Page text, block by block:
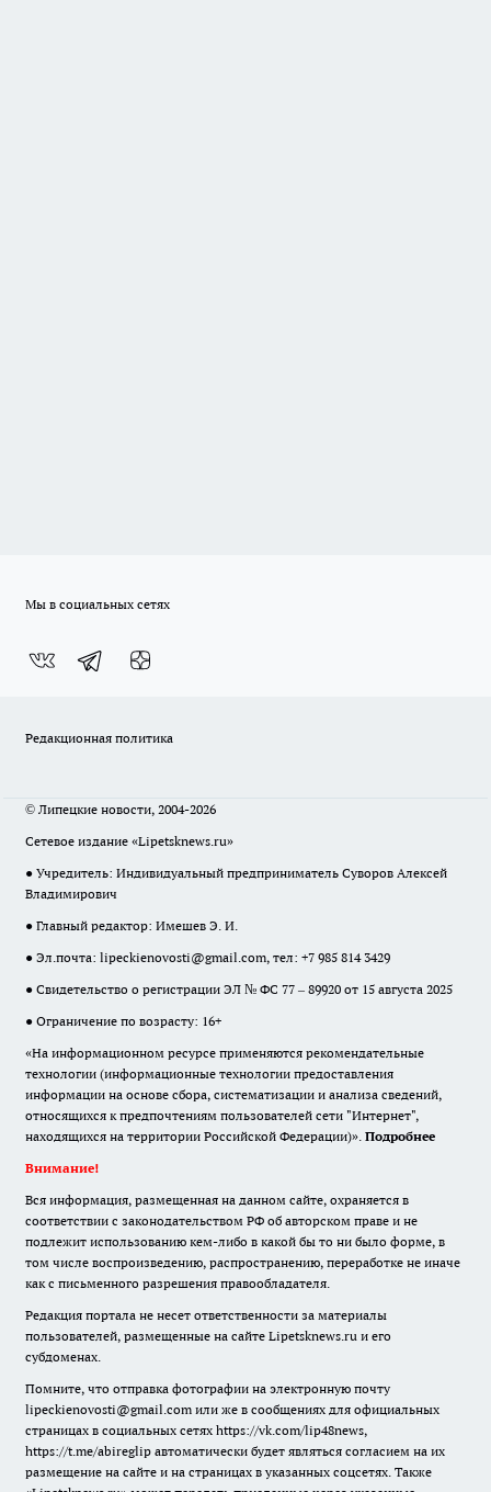
Мы в социальных сетях
Редакционная политика
© Липецкие новости, 2004-2026
Сетевое издание «Lipetsknews.ru»
● Учредитель: Индивидуальный предприниматель Суворов Алексей
Владимирович
● Главный редактор: Имешев Э. И.
● Эл.почта: lipeckienovosti@gmail.com, тел: +7 985 814 3429
● Свидетельство о регистрации ЭЛ № ФС 77 – 89920 от 15 августа 2025
● Ограничение по возрасту: 16+
«На информационном ресурсе применяются рекомендательные
технологии (информационные технологии предоставления
информации на основе сбора, систематизации и анализа сведений,
относящихся к предпочтениям пользователей сети "Интернет",
находящихся на территории Российской Федерации)». Подробнее
Внимание!
Вся информация, размещенная на данном сайте, охраняется в
соответствии с законодательством РФ об авторском праве и не
подлежит использованию кем-либо в какой бы то ни было форме, в
том числе воспроизведению, распространению, переработке не иначе
как с письменного разрешения правообладателя.
Редакция портала не несет ответственности за материалы
пользователей, размещенные на сайте Lipetsknews.ru и его
субдоменах.
Помните, что отправка фотографии на электронную почту
lipeckienovosti@gmail.com или же в сообщениях для официальных
страницах в социальных сетях https://vk.com/lip48news,
https://t.me/abireglip автоматически будет являться согласием на их
размещение на сайте и на страницах в указанных соцсетях. Также